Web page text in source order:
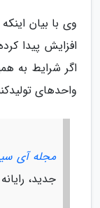
وی با بیان
افزایش پیدا
اگر شرایط به
واحدهای
مجله آی
جدید،